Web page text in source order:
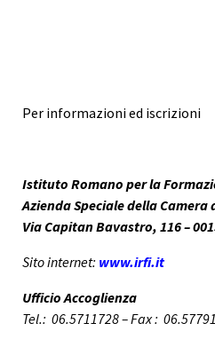
Per informazioni ed iscrizioni
Istituto Romano per la
Azienda Speciale della Camera
Via Capitan Bavastro, 116 –
Sito internet: www.irfi.it
Ufficio Accoglienza
Tel.: 06.5711728 – Fax :